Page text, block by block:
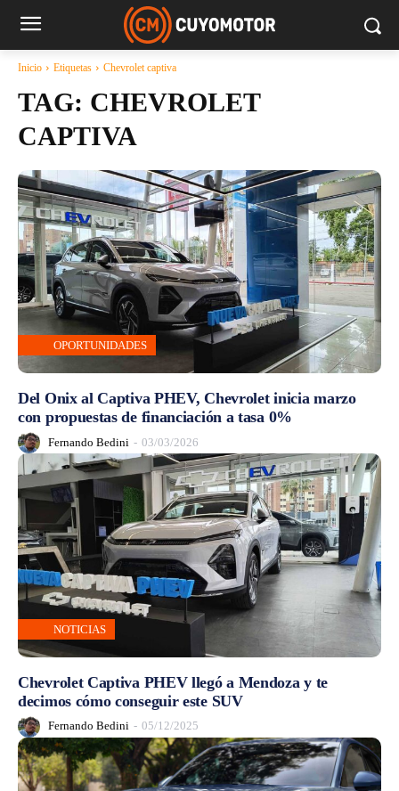
Inicio Etiquetas Chevrolet captiva
TAG: CHEVROLET
CAPTIVA
OPORTUNIDADES
Del Onix al Captiva PHEV, Chevrolet inicia marzo
con propuestas de financiación a tasa 0%
Fernando Bedini - 03/03/2026
NOTICIAS
Chevrolet Captiva PHEV llegó a Mendoza y te
decimos cómo conseguir este SUV
Fernando Bedini - 05/12/2025